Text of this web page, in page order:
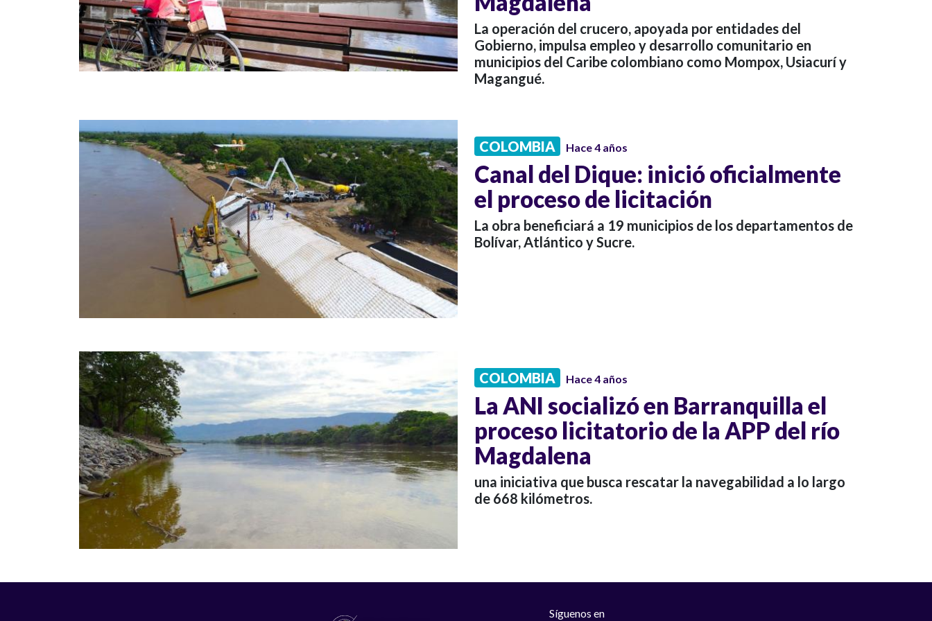
La operación del crucero, apoyada por entidades del
Gobierno, impulsa empleo y desarrollo comunitario en
municipios del Caribe colombiano como Mompox, Usiacurí y
Magangué.
COLOMBIA Hace 4 años
Canal del Dique: inició oficialmente
el proceso de licitación
La obra beneficiará a 19 municipios de los departamentos de
Bolívar, Atlántico y Sucre.
COLOMBIA Hace 4 años
La ANI socializó en Barranquilla el
proceso licitatorio de la APP del río
Magdalena
una iniciativa que busca rescatar la navegabilidad a lo largo
de 668 kilómetros.
Síguenos en